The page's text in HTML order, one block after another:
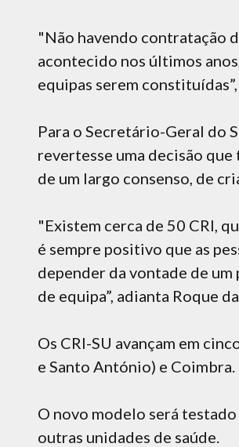
"Não havendo contratação
acontecido nos últimos
equipas serem
Para o Secretário-Geral do
revertesse uma decisão que
de um largo consenso, de
"Existem cerca de 50 CRI,
é sempre positivo que as
depender da vontade de
de equipa”, adianta Roque
Os CRI-SU avançam em
e Santo António) e Coimbra.
O novo modelo será
outras unidades de saúde.